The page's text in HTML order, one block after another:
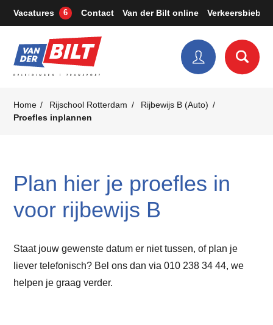
Vacatures 6 Contact Van der Bilt online Verkeersbieb
Home Rijschool Rotterdam
Rijbewijs B (Auto)
Proefles inplannen
Plan hier je proefles in
voor rijbewijs B
Staat jouw gewenste datum er niet tussen, of plan je
liever telefonisch? Bel ons dan via 010 238 34 44, we
helpen je graag verder.